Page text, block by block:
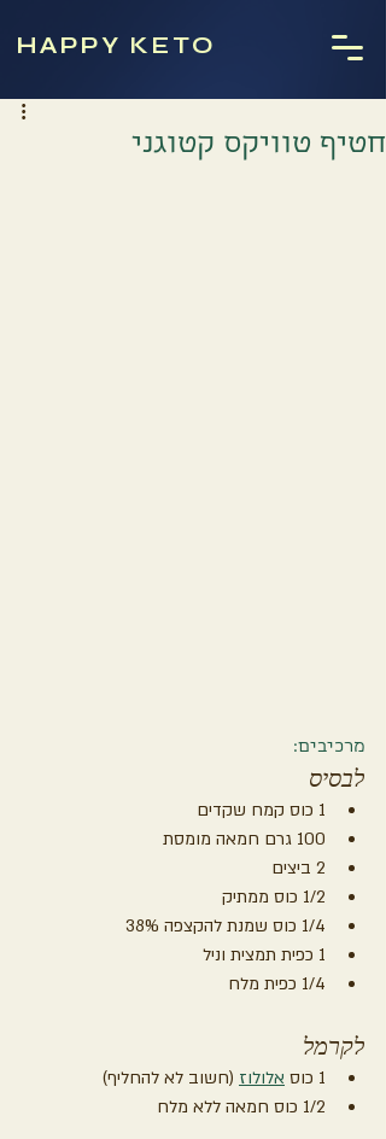
HAPPY KETO
חטיף טוויקס קטוגני
מרכיבים:
לבסיס
1 כוס קמח שקדים
100 גרם חמאה מומסת
2 ביצים
1/2 כוס ממתיק
1/4 כוס שמנת להקצפה 38%
1 כפית תמצית וניל
1/4 כפית מלח
לקרמל
1 כוס אלולוז (חשוב לא להחליף)
1/2 כוס חמאה ללא מלח